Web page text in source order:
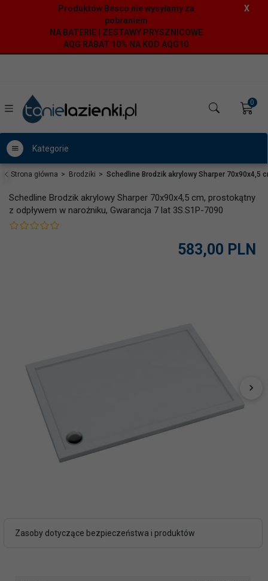
Produktów Besco nie wysyłamy za
pobraniem
NA BATERIE I ZESTAWY PRYSZNICOWE
AQG RABAT 10% NA KOD AQG10
X
0
Kategorie
Strona główna Brodziki Schedline Brodzik akrylowy Sharper 70x90x4,5
Schedline Brodzik akrylowy Sharper 70x90x4,5 cm, prostokątny
z odpływem w narożniku, Gwarancja 7 lat 3S.S1P-7090
583,00 PLN
Zasoby dotyczące bezpieczeństwa i produktów